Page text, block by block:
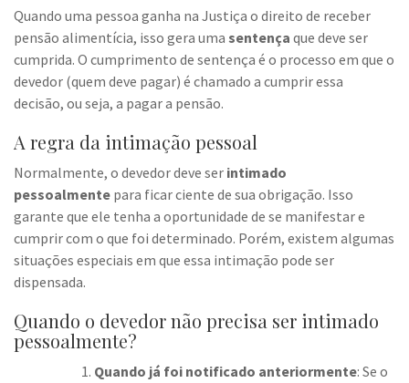
Quando uma pessoa ganha na Justiça o direito de receber
pensão alimentícia, isso gera uma sentença que deve ser
cumprida. O cumprimento de sentença é o processo em que o
devedor (quem deve pagar) é chamado a cumprir essa
decisão, ou seja, a pagar a pensão.
A regra da intimação pessoal
Normalmente, o devedor deve ser intimado
pessoalmente para ficar ciente de sua obrigação. Isso
garante que ele tenha a oportunidade de se manifestar e
cumprir com o que foi determinado. Porém, existem algumas
situações especiais em que essa intimação pode ser
dispensada.
Quando o devedor não precisa ser intimado
pessoalmente?
Quando já foi notificado anteriormente: Se o